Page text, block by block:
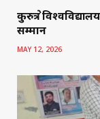
कुरुक्षेत्र
सम्मान
MAY 12, 2026